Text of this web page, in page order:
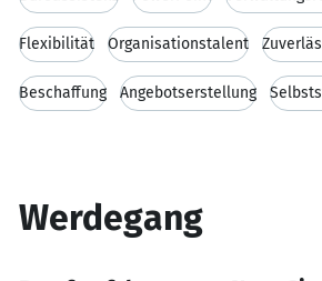
Flexibilität Organisationstalent
Beschaffung Angebotserstellung
Werdegang